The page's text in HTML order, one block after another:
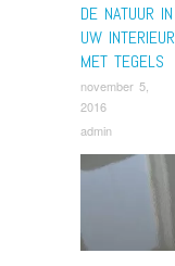
DE NATUUR IN
UW INTERIEUR
MET TEGELS
november 5,
2016
admin